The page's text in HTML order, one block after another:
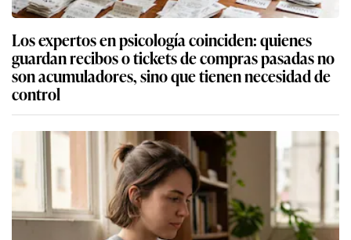
Los expertos en psicología coinciden: quienes
guardan recibos o tickets de compras pasadas no
son acumuladores, sino que tienen necesidad de
control